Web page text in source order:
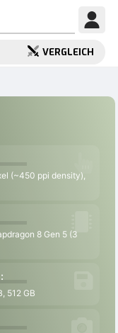
VERGLEICH
(~450 ppi density),
8 Gen 5 (3
512 GB